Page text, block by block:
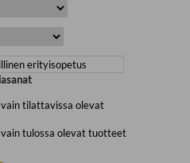
tilattavissa olevat
tulossa olevat tuotteet